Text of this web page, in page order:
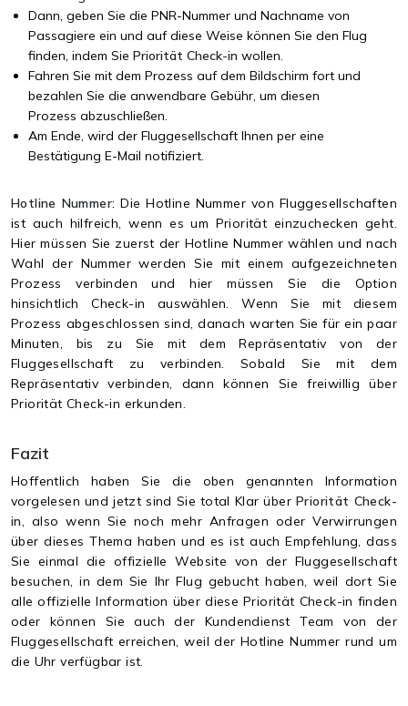
Dann, geben Sie die PNR-Nummer und Nachname von
Passagiere ein und auf diese Weise können Sie den Flug
finden, indem Sie Priorität Check-in wollen.
Fahren Sie mit dem Prozess auf dem Bildschirm fort und
bezahlen Sie die anwendbare Gebühr, um diesen
Prozess abzuschließen.
Am Ende, wird der Fluggesellschaft Ihnen per eine
Bestätigung E-Mail notifiziert.
Hotline Nummer: Die Hotline Nummer von Fluggesellschaften
ist auch hilfreich, wenn es um Priorität einzuchecken geht.
Hier müssen Sie zuerst der Hotline Nummer wählen und nach
Wahl der Nummer werden Sie mit einem aufgezeichneten
Prozess verbinden und hier müssen Sie die Option
hinsichtlich Check-in auswählen. Wenn Sie mit diesem
Prozess abgeschlossen sind, danach warten Sie für ein paar
Minuten, bis zu Sie mit dem Repräsentativ von der
Fluggesellschaft zu verbinden. Sobald Sie mit dem
Repräsentativ verbinden, dann können Sie freiwillig über
Priorität Check-in erkunden.
Fazit
Hoffentlich haben Sie die oben genannten Information
vorgelesen und jetzt sind Sie total Klar überPriorität Check-
in, also wenn Sie noch mehr Anfragen oder Verwirrungen
über dieses Thema haben und es ist auch Empfehlung, dass
Sie einmal die offizielle Website von der Fluggesellschaft
besuchen, in dem Sie Ihr Flug gebucht haben, weil dort Sie
alle offizielle Information über diese Priorität Check-in finden
oder können Sie auch der Kundendienst Team von der
Fluggesellschaft erreichen, weil der Hotline Nummer rund um
die Uhr verfügbar ist.